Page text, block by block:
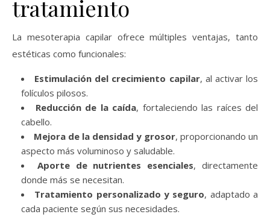
tratamiento
La mesoterapia capilar ofrece múltiples ventajas, tanto
estéticas como funcionales:
Estimulación del crecimiento capilar, al activar los
folículos pilosos.
Reducción de la caída, fortaleciendo las raíces del
cabello.
Mejora de la densidad y grosor, proporcionando un
aspecto más voluminoso y saludable.
Aporte de nutrientes esenciales, directamente
donde más se necesitan.
Tratamiento personalizado y seguro, adaptado a
cada paciente según sus necesidades.